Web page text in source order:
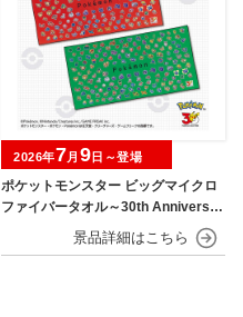
ポケットモンスター ビッグマイクロ
ファイバータオル～30th Anniversar
2026年7月 9日～登場